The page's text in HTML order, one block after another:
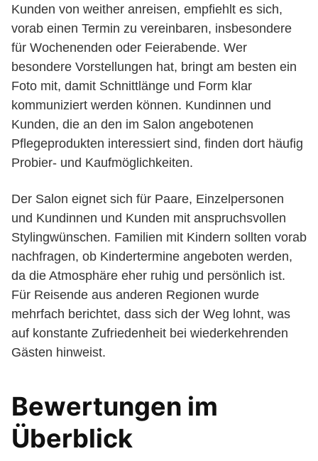
Kunden von weither anreisen, empfiehlt es sich,
vorab einen Termin zu vereinbaren, insbesondere
für Wochenenden oder Feierabende. Wer
besondere Vorstellungen hat, bringt am besten ein
Foto mit, damit Schnittlänge und Form klar
kommuniziert werden können. Kundinnen und
Kunden, die an den im Salon angebotenen
Pflegeprodukten interessiert sind, finden dort häufig
Probier- und Kaufmöglichkeiten.
Der Salon eignet sich für Paare, Einzelpersonen
und Kundinnen und Kunden mit anspruchsvollen
Stylingwünschen. Familien mit Kindern sollten vorab
nachfragen, ob Kindertermine angeboten werden,
da die Atmosphäre eher ruhig und persönlich ist.
Für Reisende aus anderen Regionen wurde
mehrfach berichtet, dass sich der Weg lohnt, was
auf konstante Zufriedenheit bei wiederkehrenden
Gästen hinweist.
Bewertungen im
Überblick